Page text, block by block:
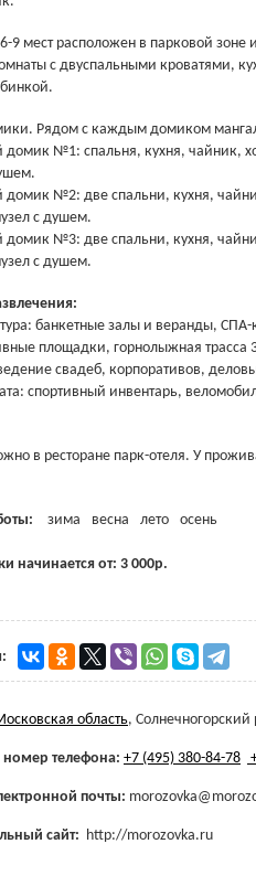
9 мест расположен в парковой
с двуспальными кроватями,
Рядом с каждым домиком
домик №1: спальня, кухня, чайник,
домик №2: две спальни, кухня,
с душем.
домик №3: две спальни, кухня,
с душем.
банкетные залы и веранды,
площадки, горнолыжная трасса
свадеб, корпоративов,
спортивный инвентарь,
в ресторане парк-отеля. У
зима весна лето осень
начинается от: 3 000р.
область,
телефона: +7 (495) 380-84-78
почты:
сайт: http://morozovka.ru